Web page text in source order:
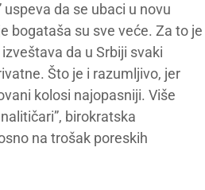
da se ubaci u novu
bogataša su sve veće. Za to je
da u Srbiji svaki
Što je i razumljivo, jer
kolosi najopasniji. Više
birokratska
na trošak poreskih